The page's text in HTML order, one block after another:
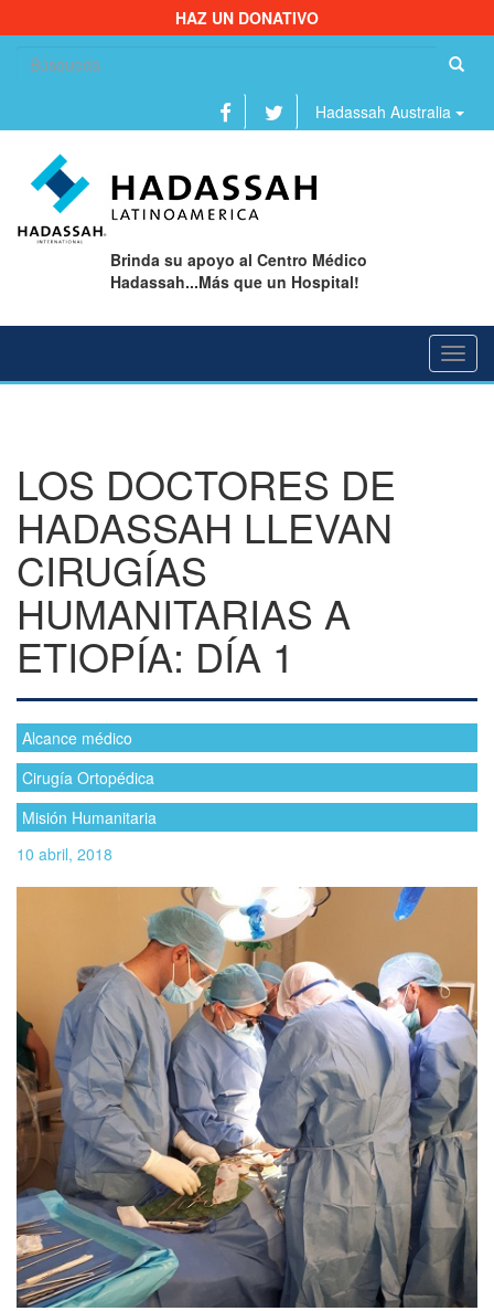
HAZ UN DONATIVO
Hadassah Australia
Brinda su apoyo al Centro Médico
Hadassah...Más que un Hospital!
LOS DOCTORES DE
HADASSAH LLEVAN
CIRUGÍAS
HUMANITARIAS A
ETIOPÍA: DÍA 1
Alcance médico
Cirugía Ortopédica
Misión Humanitaria
10 abril, 2018